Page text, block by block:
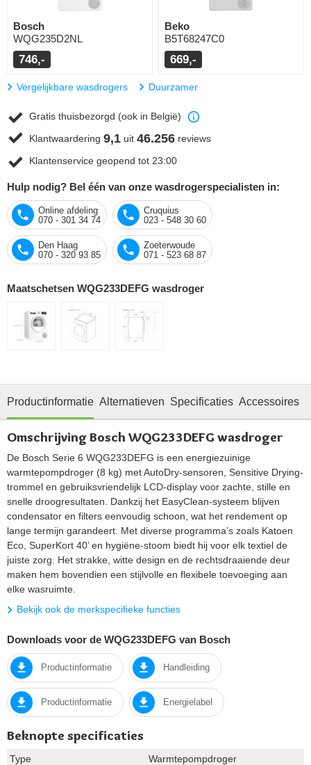
Bosch
WQG235D2NL
746,-
Beko
B5T68247C0
669,-
Vergelijkbare wasdrogers Duurzamer
Gratis thuisbezorgd (ook in België)
Klantwaardering 9,1 uit 46.256 reviews
Klantenservice geopend tot 23:00
Hulp nodig? Bel één van onze wasdrogerspecialisten in:
Online afdeling
070 - 301 34 74
Cruquius
023 - 548 30 60
Den Haag
070 - 320 93 85
Zoeterwoude
071 - 523 68 87
Maatschetsen WQG233DEFG wasdroger
Productinformatie Alternatieven Specificaties Accessoires
Omschrijving Bosch WQG233DEFG wasdroger
De Bosch Serie 6 WQG233DEFG is een energiezuinige
warmtepompdroger (8 kg) met AutoDry-sensoren, Sensitive Drying-
trommel en gebruiksvriendelijk LCD-display voor zachte, stille en
snelle droogresultaten. Dankzij het EasyClean-systeem blijven
condensator en filters eenvoudig schoon, wat het rendement op
lange termijn garandeert. Met diverse programma’s zoals Katoen
Eco, SuperKort 40’ en hygiëne-stoom biedt hij voor elk textiel de
juiste zorg. Het strakke, witte design en de rechtsdraaiende deur
maken hem bovendien een stijlvolle en flexibele toevoeging aan
elke wasruimte.
Bekijk ook de merkspecifieke functies
Downloads voor de WQG233DEFG van Bosch
Productinformatie Handleiding
Productinformatie Energielabel
Beknopte specificaties
Type
Warmtepompdroger